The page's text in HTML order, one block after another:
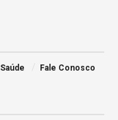
Saúde Fale Conosco